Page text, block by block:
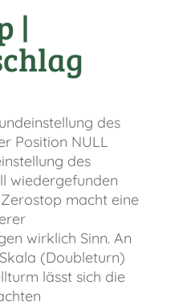
|
des
Position NULL
des
wiedergefunden
macht eine
wirklich Sinn. An
(Doubleturn)
lässt sich die